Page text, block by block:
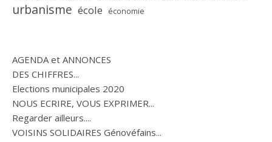
urbanisme école économie
AGENDA et ANNONCES
DES CHIFFRES...
Elections municipales 2020
NOUS ECRIRE, VOUS EXPRIMER...
Regarder ailleurs....
VOISINS SOLIDAIRES Génovéfains...